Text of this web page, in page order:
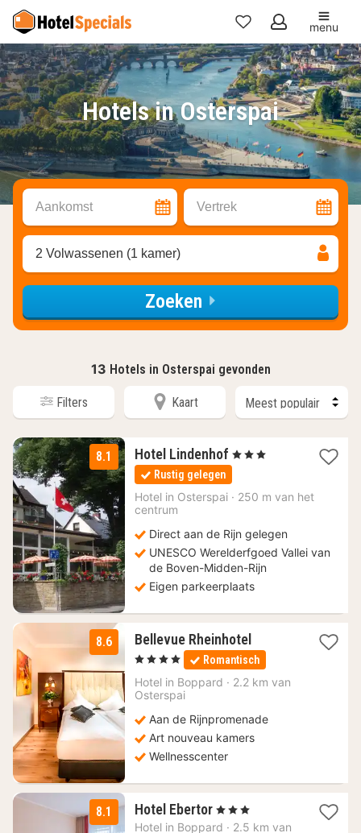
Mijn
favorieten
menu
Hotels in Osterspai
Aankomst Vertrek
2 Volwassenen (1 kamer)
Zoeken
13 Hotels in Osterspai gevonden
Filters Kaart
8.1 Hotel Lindenhof 2
nachten
vanaf
130
, 3 Sterren
Rustig gelegen
Hotel in Osterspai · 250 m van het
centrum
Direct aan de Rijn gelegen
UNESCO Werelderfgoed Vallei van
de Boven-Midden-Rijn
Eigen parkeerplaats
8.6 Bellevue Rheinhotel1
nacht
vanaf
124
, 4 Sterren Romantisch
Hotel in Boppard · 2.2 km van
Osterspai
Aan de Rijnpromenade
Art nouveau kamers
Wellnesscenter
8.1 Hotel Ebertor 1
nacht
, 3 Sterren
Hotel in Boppard · 2.5 km van